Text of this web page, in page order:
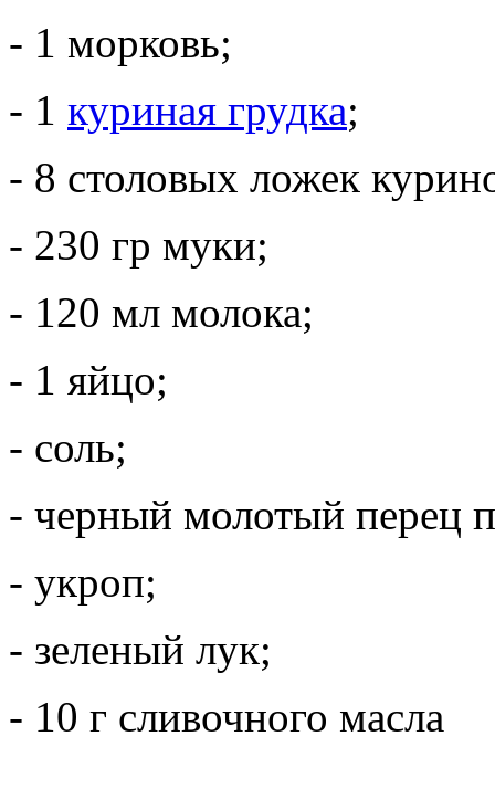
- 1 морковь;
- 1 куриная грудка;
- 8 столовых ложек
- 230 гр муки;
- 120 мл молока;
- 1 яйцо;
- соль;
- черный молотый перец
- укроп;
- зеленый лук;
- 10 г сливочного масла